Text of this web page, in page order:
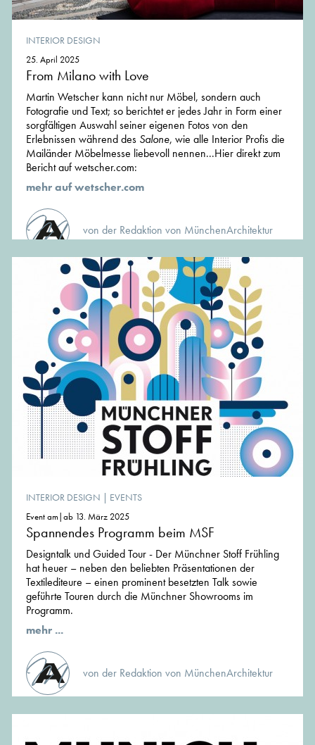
INTERIOR DESIGN
25. April 2025
From Milano with Love
Martin Wetscher kann nicht nur Möbel, sondern auch
Fotografie und Text; so berichtet er jedes Jahr in Form einer
sorgfältigen Auswahl seiner eigenen Fotos von den
Erlebnissen während des Salone, wie alle Interior Profis die
Mailänder Möbelmesse liebevoll nennen...Hier direkt zum
Bericht auf wetscher.com:
mehr auf wetscher.com
von der Redaktion von MünchenArchitektur
INTERIOR DESIGN | EVENTS
Event am|ab 13. März 2025
Spannendes Programm beim MSF
Designtalk und Guided Tour - Der Münchner Stoff Frühling
hat heuer – neben den beliebten Präsentationen der
Textilediteure – einen prominent besetzten Talk sowie
geführte Touren durch die Münchner Showrooms im
Programm.
mehr ...
von der Redaktion von MünchenArchitektur